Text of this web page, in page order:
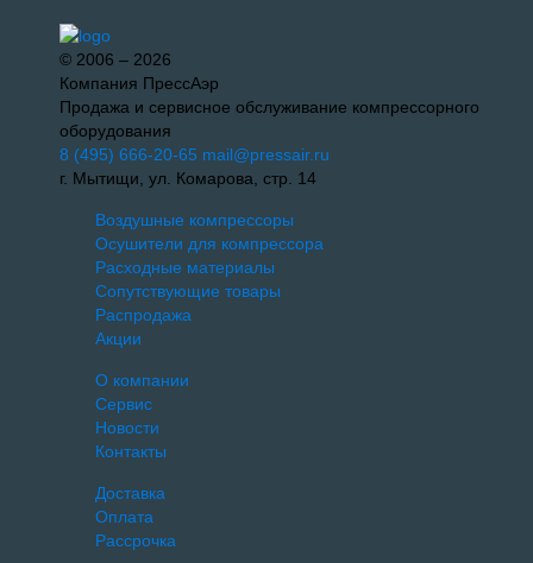
© 2006 – 2026
Компания ПрессАэр
Продажа и сервисное обслуживание компрессорного
оборудования
8 (495) 666-20-65 mail@pressair.ru
г. Мытищи, ул. Комарова, стр. 14
Воздушные компрессоры
Осушители для компрессора
Расходные материалы
Сопутствующие товары
Распродажа
Акции
О компании
Сервис
Новости
Контакты
Доставка
Оплата
Рассрочка